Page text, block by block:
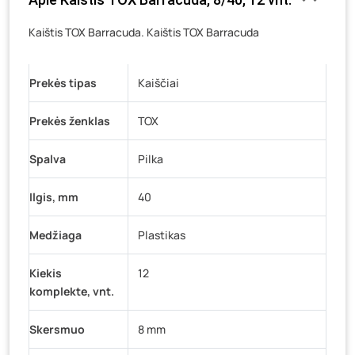
Veteranų g. 11, Visaginas- 0 pakuočių
Baravykų g. 1, Druskininkai- 0 pakuočių
K. Donelaičio g. 17, Rokiškis
Šaltupės g. 64, Zarasai- 0 pakuočių
Kaištis TOX Barracuda. Kaištis TOX Barracuda
Prekės tipas Kaiščiai
Prekės ženklas TOX
Spalva Pilka
Ilgis, mm 40
Medžiaga Plastikas
Kiekis
komplekte, vnt.
12
Skersmuo 8 mm